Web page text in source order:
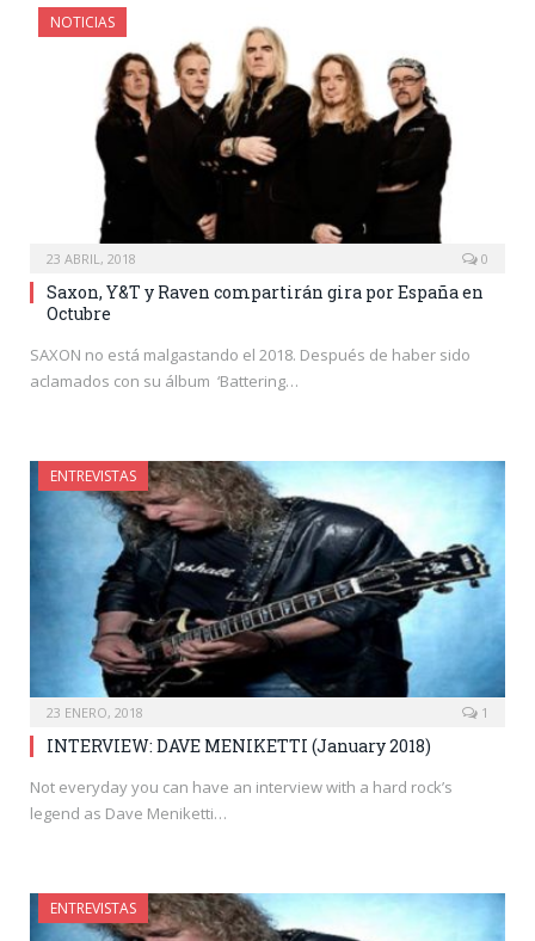
NOTICIAS
23 ABRIL, 2018 0
Saxon, Y&T y Raven compartirán gira por España en
Octubre
SAXON no está malgastando el 2018. Después de haber sido
aclamados con su álbum ‘Battering…
ENTREVISTAS
23 ENERO, 2018 1
INTERVIEW: DAVE MENIKETTI (January 2018)
Not everyday you can have an interview with a hard rock’s
legend as Dave Meniketti…
ENTREVISTAS